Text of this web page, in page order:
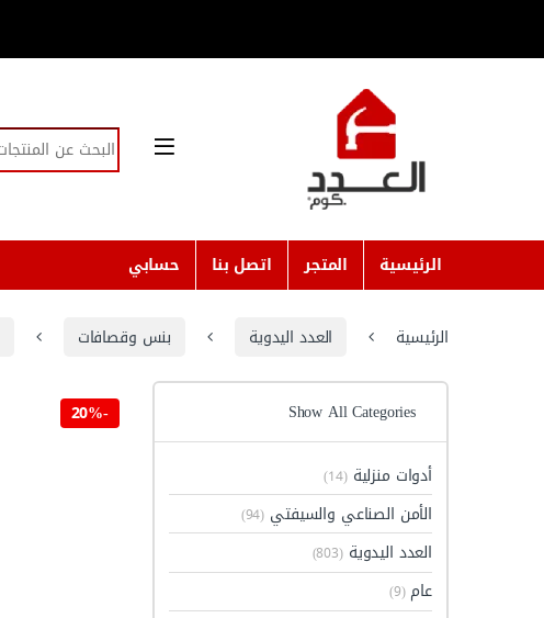
Search for:
الرئيسية المتجر اتصل بنا حسابي
الرئيسية العدد اليدوية بنس وقصافات
-
20% Show All Categories
أدوات منزلية(14)
الأمن الصناعي والسيفتي (94)
العدد اليدوية(803)
عام(9)